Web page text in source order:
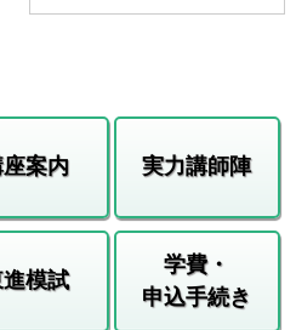
案内 実力講師陣
進模試
学費・
申込手続き